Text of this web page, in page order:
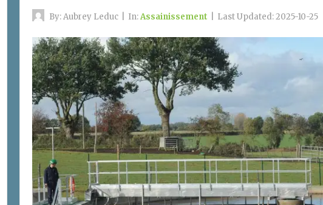
By:Aubrey Leduc In:Assainissement Last Updated:2025-10-25